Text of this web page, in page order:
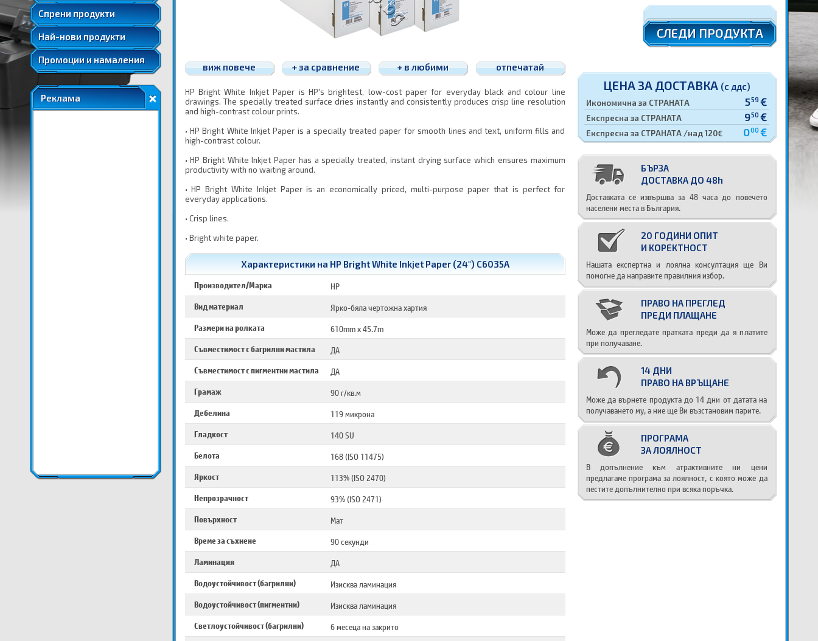
Спрени продукти
Удължени и допълнителни гаранции
Най-нови продукти
Промоции и намаления
Реклама
СЛЕДИ ПРОДУКТА
ЦЕНА ЗА ДОСТАВКА (с ддс)
Икономична за СТРАНАТА 559 €
Експресна за СТРАНАТА 950 €
Експресна за СТРАНАТА /над 120€ 000 €
БЪРЗА
ДОСТАВКА ДО 48h
Доставката се извършва за 48 часа до повечето
населени места в България.
20 ГОДИНИ ОПИТ
И КОРЕКТНОСТ
Нашата експертна и лоялна консултация ще Ви
помогне да направите правилния избор.
ПРАВО НА ПРЕГЛЕД
ПРЕДИ ПЛАЩАНЕ
Може да прегледате пратката преди да я платите
при получаване.
14 ДНИ
ПРАВО НА ВРЪЩАНЕ
Може да върнете продукта до 14 дни от датата на
получаването му, а ние ще Ви възстановим парите.
ПРОГРАМА
ЗА ЛОЯЛНОСТ
В допълнение към атрактивните ни цени
предлагаме програма за лоялност, с която може да
пестите допълнително при всяка поръчка.
виж повече + за сравнение + в любими отпечатай
HP Bright White Inkjet Paper is HP's brightest, low-cost paper for everyday black and colour line
drawings. The specially treated surface dries instantly and consistently produces crisp line resolution
and high-contrast colour prints.
• HP Bright White Inkjet Paper is a specially treated paper for smooth lines and text, uniform fills and
high-contrast colour.
• HP Bright White Inkjet Paper has a specially treated, instant drying surface which ensures maximum
productivity with no waiting around.
• HP Bright White Inkjet Paper is an economically priced, multi-purpose paper that is perfect for
everyday applications.
• Crisp lines.
• Bright white paper.
Характеристики на HP Bright White Inkjet Paper (24") C6035A
Производител/Марка
HP
Вид материал
Ярко-бяла чертожна хартия
Размери на ролката
610mm x 45.7m
Съвместимост с багрилни мастила
ДА
Съвместимост с пигментни мастила
ДА
Грамаж
90 г/кв.м
Дебелина
119 микрона
Гладкост
140 SU
Белота
168 (ISO 11475)
Яркост
113% (ISO 2470)
Непрозрачност
93% (ISO 2471)
Повърхност
Мат
Време за съхнене
90 секунди
Ламинация
ДА
Водоустойчивост (багрилни)
Изисква ламинация
Водоустойчивост (пигментни)
Изисква ламинация
Светлоустойчивост (багрилни)
6 месеца на закрито